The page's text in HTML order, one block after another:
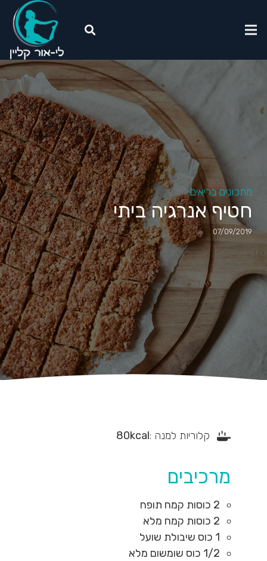
מתכונים בריאים
חטיף אנרגיה ביתי
07/09/2019
קלוריות למנה : 80kcal
מרכיבים
2 כוסות קמח תופח
2 כוסות קמח מלא
1 כוס שיבולת שועל
1/2 כוס שומשום מלא